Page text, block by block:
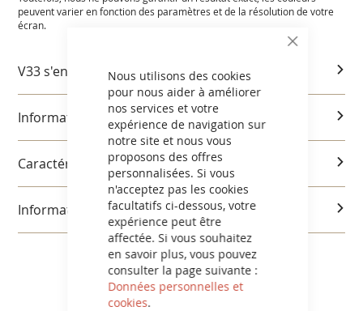
CLOSE
COOKIE
Nous utilisons des cookies
pour nous aider à améliorer
nos services et votre
expérience de navigation sur
notre site et nous vous
proposons des offres
personnalisées. Si vous
n'acceptez pas les cookies
facultatifs ci-dessous, votre
expérience peut être
affectée. Si vous souhaitez
en savoir plus, vous pouvez
consulter la page suivante :
Données personnelles et
cookies.
peuvent varier en fonction des paramètres et de la résolution de votre
écran.
V33 s'engage
Informations produits
Caractéristiques et utilisation
Informations réglementaires